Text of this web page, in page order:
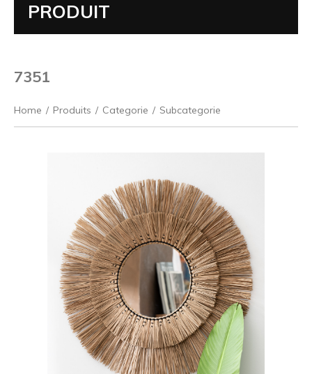
PRODUIT
7351
Home / Produits / Categorie / Subcategorie